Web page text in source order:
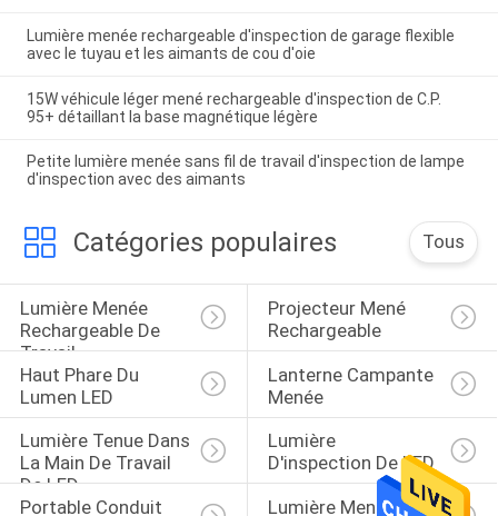
Lumière menée rechargeable d'inspection de garage flexible
avec le tuyau et les aimants de cou d'oie
15W véhicule léger mené rechargeable d'inspection de C.P.
95+ détaillant la base magnétique légère
Petite lumière menée sans fil de travail d'inspection de lampe
d'inspection avec des aimants
Catégories populaires Tous
Lumière Menée
Rechargeable De
Travail
Projecteur Mené
Rechargeable
Haut Phare Du
Lumen LED
Lanterne Campante
Menée
Lumière Tenue Dans
La Main De Travail
De LED
Lumière
D'inspection De LED
Portable Conduit
Lumière Menée